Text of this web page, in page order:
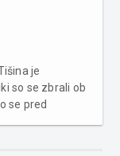
je
so se zbrali ob
se pred